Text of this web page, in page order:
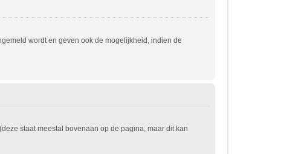
wordt en geven ook de mogelijkheid, indien de
staat meestal bovenaan op de pagina, maar dit kan